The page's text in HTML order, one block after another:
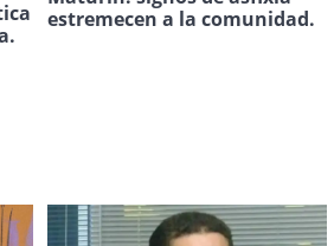
estremecen a la comunidad.